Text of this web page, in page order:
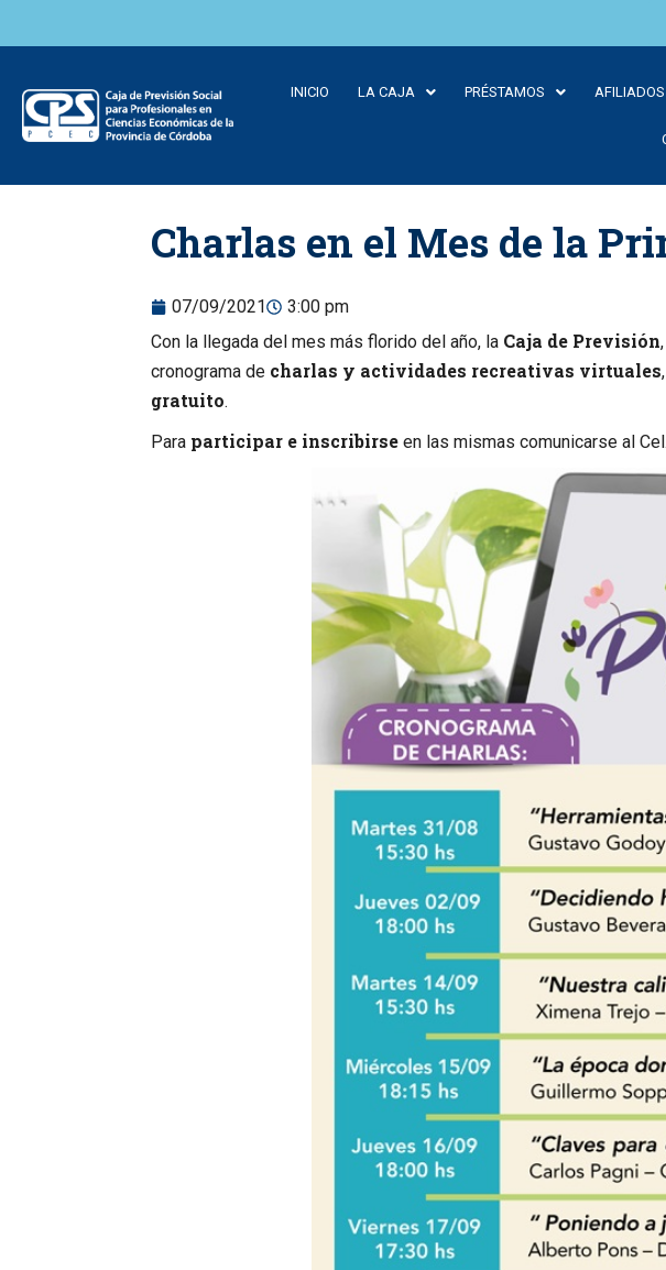
INICIO LA CAJA PRÉSTAMOS AFILIADOS
content
Charlas en el Mes de la
07/09/2021
3:00 pm
Con la llegada del mes más florido del año, la Caja de Previsión
cronograma de charlas y actividades recreativas virtuales
gratuito.
Para participar e inscribirse en las mismas comunicarse al Cel.